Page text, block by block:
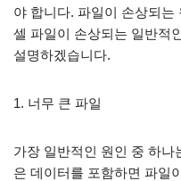
야 합니다. 파일이 손상되는
셀 파일이 손상되는 일반적
설명하겠습니다.
1. 너무 큰 파일
가장 일반적인 원인 중 하
은 데이터를 포함하면 파일